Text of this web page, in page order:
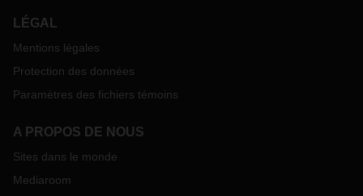
LÉGAL
Mentions légales
Protection des données
Paramètres des fichiers témoins
A PROPOS DE NOUS
Sites dans le monde
Mediaroom